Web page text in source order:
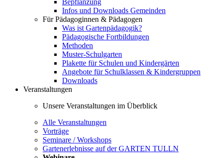
Bepflanzung
Infos und Downloads Gemeinden
Für Pädagoginnen & Pädagogen
Was ist Gartenpädagogik?
Pädagogische Fortbildungen
Methoden
Muster-Schulgarten
Plakette für Schulen und Kindergärten
Angebote für Schulklassen & Kindergruppen
Downloads
Veranstaltungen
Unsere Veranstaltungen im Überblick
Alle Veranstaltungen
Vorträge
Seminare / Workshops
Gartenerlebnisse auf der GARTEN TULLN